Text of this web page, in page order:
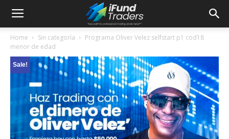
Home Sin categoría
Programa Oliver Velez selfstart p1 cod18
menor de edad
Sale!